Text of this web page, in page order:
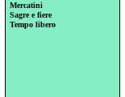
Mercatini
Sagre e fiere
Tempo libero